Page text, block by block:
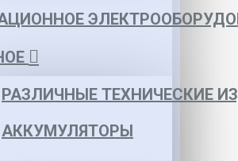
РАЗЛИЧНЫЕ ТЕХНИЧЕСКИЕ
АККУМУЛЯТОРЫ